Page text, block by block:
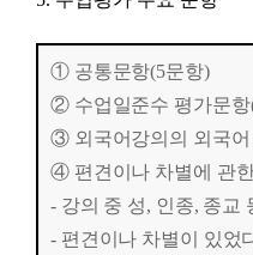
① 공통문항(5문항)
② 수업일준수 평가문항
③ 외국어강의의 외국어
④편견이나 차별에 관
- 강의 중 성, 인종, 종교
- 편견이나 차별이 있었